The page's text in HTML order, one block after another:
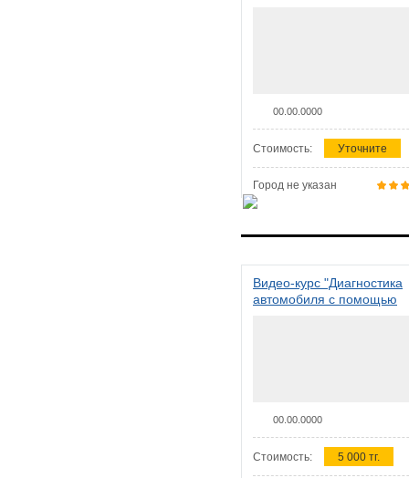
00.00.0000
Стоимость: Уточните
Город не указан
Видео-курс "Диагностика
автомобиля с помощью
00.00.0000
Стоимость: 5 000 тг.